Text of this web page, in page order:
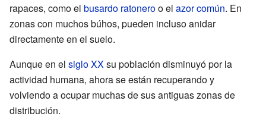
rapaces, como el busardo ratoneroo el azor común. En
zonas con muchos búhos, pueden incluso anidar
directamente en el suelo.
Aunque en el siglo XXsu población disminuyó por la
actividad humana, ahora se están recuperando y
volviendo a ocupar muchas de sus antiguas zonas de
distribución.